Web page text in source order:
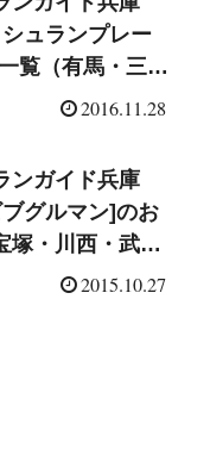
ュランプレー
覧（有馬・三
2016.11.28
ンガイド兵庫
グルマン]のお
塚・川西・武庫
2015.10.27